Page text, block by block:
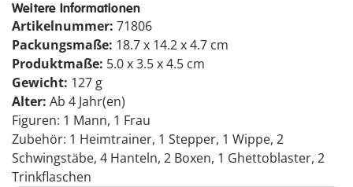
Weitere Informationen
Artikelnummer: 71806
Packungsmaße: 18.7 x 14.2 x 4.7 cm
Produktmaße: 5.0 x 3.5 x 4.5 cm
Gewicht: 127 g
Alter: Ab 4 Jahr(en)
Figuren: 1 Mann, 1 Frau
Zubehör: 1 Heimtrainer, 1 Stepper, 1 Wippe, 2
Schwingstäbe, 4 Hanteln, 2 Boxen, 1 Ghettoblaster, 2
Trinkflaschen